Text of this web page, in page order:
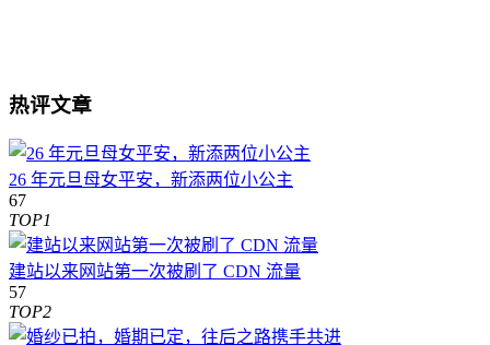
热评文章
26 年元旦母女平安，新添两位小公主
67
TOP1
建站以来网站第一次被刷了 CDN 流量
57
TOP2